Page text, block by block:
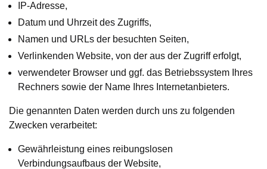
IP-Adresse,
Datum und Uhrzeit des Zugriffs,
Namen und URLs der besuchten Seiten,
Verlinkenden Website, von der aus der Zugriff erfolgt,
verwendeter Browser und ggf. das Betriebssystem Ihres
Rechners sowie der Name Ihres Internetanbieters.
Die genannten Daten werden durch uns zu folgenden
Zwecken verarbeitet:
Gewährleistung eines reibungslosen
Verbindungsaufbaus der Website,